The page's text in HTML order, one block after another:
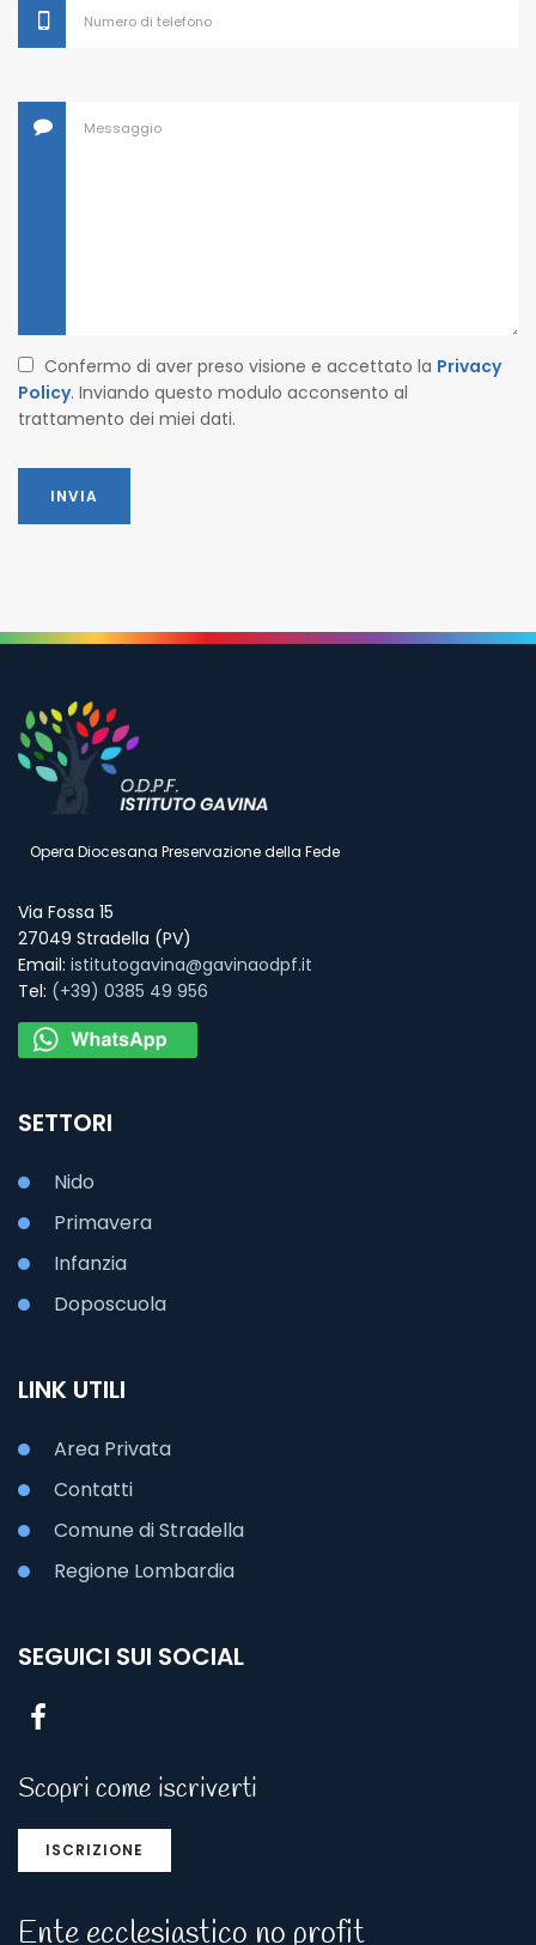
Confermo di aver preso visione e accettato la Privacy
Policy. Inviando questo modulo acconsento al
trattamento dei miei dati.
Opera Diocesana Preservazione della Fede
Via Fossa 15
27049 Stradella (PV)
Email: istitutogavina@gavinaodpf.it
Tel: (+39) 0385 49 956
SETTORI
Nido
Primavera
Infanzia
Doposcuola
LINK UTILI
Area Privata
Contatti
Comune di Stradella
Regione Lombardia
SEGUICI SUI SOCIAL
Scopri come iscriverti
ISCRIZIONE
Ente ecclesiastico no profit